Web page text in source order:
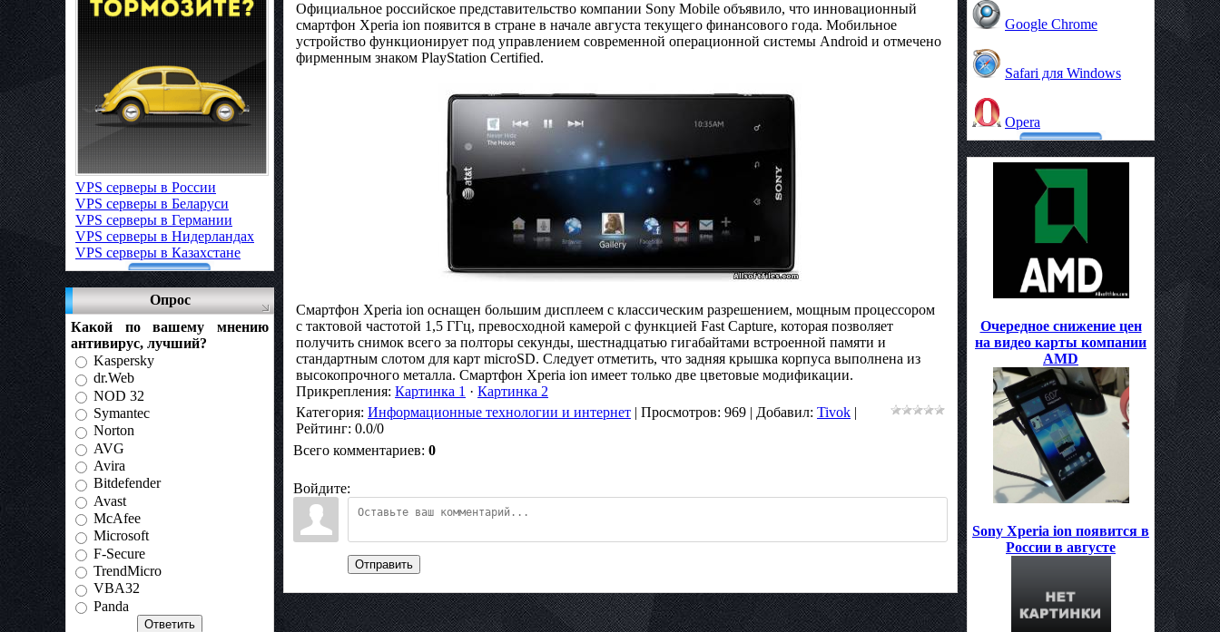
VPS серверы в России
VPS серверы в Беларуси
VPS серверы в Германии
VPS серверы в Нидерландах
VPS серверы в Казахстане
Опрос
Какой по вашему мнению
антивирус, лучший?
Kaspersky
dr.Web
NOD 32
Symantec
Norton
AVG
Avira
Bitdefender
Avast
McAfee
Microsoft
F-Secure
TrendMicro
VBA32
Panda
Официальное российское представительство компании Sony Mobile объявило, что инновационный
смартфон Xperia ion появится в стране в начале августа текущего финансового года. Мобильное
устройство функционирует под управлением современной операционной системы Android и отмечено
фирменным знаком PlayStation Certified.
Смартфон Xperia ion оснащен большим дисплеем с классическим разрешением, мощным процессором
с тактовой частотой 1,5 ГГц, превосходной камерой с функцией Fast Capture, которая позволяет
получить снимок всего за полторы секунды, шестнадцатью гигабайтами встроенной памяти и
стандартным слотом для карт microSD. Следует отметить, что задняя крышка корпуса выполнена из
высокопрочного металла. Смартфон Xperia ion имеет только две цветовые модификации.
Прикрепления: Картинка 1 · Картинка 2
Категория: Информационные технологии и интернет | Просмотров: 969 | Добавил: Tivok |
Рейтинг: 0.0/0
Всего комментариев: 0
Войдите:
Отправить
Google Chrome
Safari для Windows
Opera
Очередное снижение цен
на видео карты компании
AMD
Sony Xperia ion появится в
России в августе